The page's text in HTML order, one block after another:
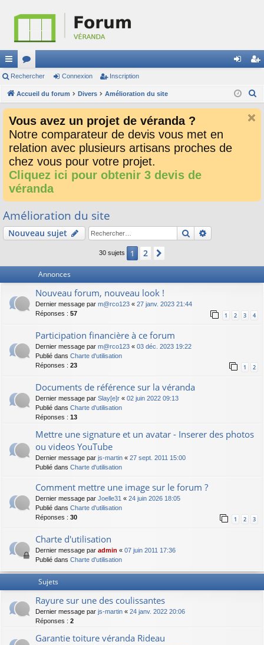
ac
co
ci
or
u
s
ne cri
Rechercher Connexion Inscription
Accueil du forum Divers Amélioration du site
Vous avez un projet de véranda ?
Notre comparateur de devis vous met en
relation avec plusieurs artisans proches de
chez vous pour votre projet.
Cliquez ici pour obtenir 3 devis de
véranda
Amélioration du site
Nouveau sujet Rechercher
30 sujets 1 2
Annonces
Nouveau forum, nouveau look !
Dernier message par m@rco123 « 27 janv. 2023 21:44
Réponses : 57 1 2 3 4
Participation financière à ce forum
Dernier message par m@rco123 « 03 déc. 2023 19:22
Publié dans Charte d'utilisation
Réponses : 23 1 2
Documents de référence sur la véranda
Dernier message par Slay[e]r « 02 juin 2022 09:13
Publié dans Charte d'utilisation
Réponses : 13
Mettre une signature et un avatar - Inserer des photos
ou videos YouTube
Dernier message par js-martin « 27 sept. 2011 15:00
Publié dans Charte d'utilisation
Comment mettre une image sur le forum ?
Dernier message par Joelle31 « 24 juin 2026 18:05
Publié dans Charte d'utilisation
Réponses : 30 1 2 3
Charte d'utilisation
Dernier message par admin « 07 juin 2011 17:36
Publié dans Charte d'utilisation
Sujets
Rayure sur une des coulissantes
Dernier message par js-martin « 24 janv. 2022 20:06
Réponses : 2
Garantie toiture véranda Rideau